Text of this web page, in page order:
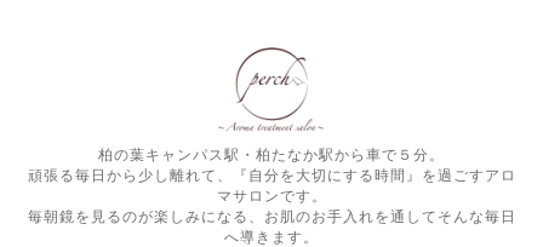
柏の葉キャンパス駅・柏たなか駅から車で５分。
頑張る毎日から少し離れて、『自分を大切にする時間』を過ごすアロ
マサロンです。
毎朝鏡を見るのが楽しみになる、お肌のお手入れを通してそんな毎日
へ導きます。